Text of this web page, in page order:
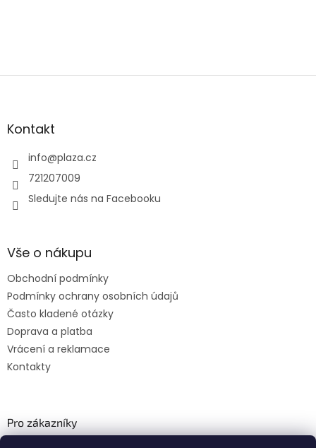
Kontakt
info@plaza.cz
721207009
Sledujte nás na Facebooku
Vše o nákupu
Obchodní podmínky
Podmínky ochrany osobních údajů
Často kladené otázky
Doprava a platba
Vrácení a reklamace
Kontakty
Pro zákazníky